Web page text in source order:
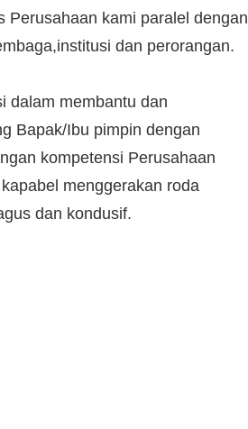
Perusahaan kami paralel dengan
dan perorangan.
dalam membantu dan
Bapak/Ibu pimpin dengan
kompetensi Perusahaan
menggerakan roda
dan kondusif.